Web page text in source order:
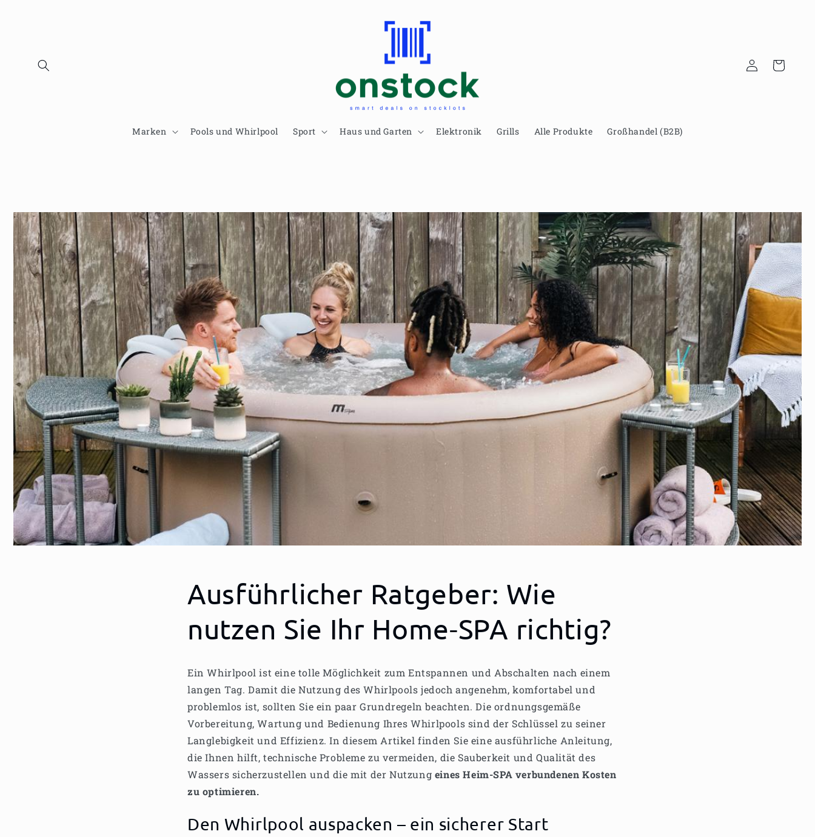
Marken Pools und Whirlpool Sport Haus und Garten Elektronik Grills Alle Produkte Großhandel (B2B)
EinloggenWarenkorb
Ausführlicher Ratgeber: Wie
nutzen Sie Ihr Home-SPA richtig?
Ein Whirlpool ist eine tolle Möglichkeit zum Entspannen und Abschalten nach einem
langen Tag. Damit die Nutzung des Whirlpools jedoch angenehm, komfortabel und
problemlos ist, sollten Sie ein paar Grundregeln beachten. Die ordnungsgemäße
Vorbereitung, Wartung und Bedienung Ihres Whirlpools sind der Schlüssel zu seiner
Langlebigkeit und Effizienz. In diesem Artikel finden Sie eine ausführliche Anleitung,
die Ihnen hilft, technische Probleme zu vermeiden, die Sauberkeit und Qualität des
Wassers sicherzustellen und die mit der Nutzung eines Heim-SPA verbundenen Kosten
zu optimieren.
Den Whirlpool auspacken – ein sicherer Start